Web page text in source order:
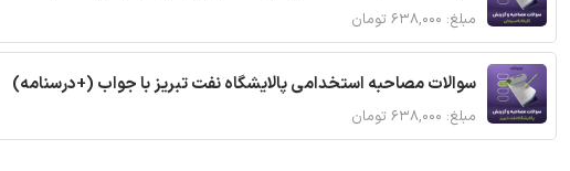
مبلغ: ۶۳۸,۰۰۰ تومان
سوالات مصاحبه استخدامی پالایشگاه نفت تبریز با جواب (+درسنامه)
مبلغ: ۶۳۸,۰۰۰ تومان